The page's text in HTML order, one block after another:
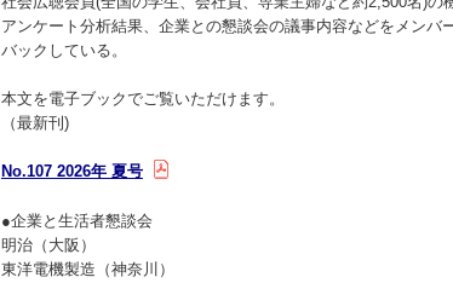
アンケート分析結果、企業との懇談会の議事内容などをメンバ
バックしている。
本文を電子ブックでご覧いただけます。
（最新刊)
No.107 2026年 夏号
●企業と生活者懇談会
明治（大阪）
東洋電機製造（神奈川）